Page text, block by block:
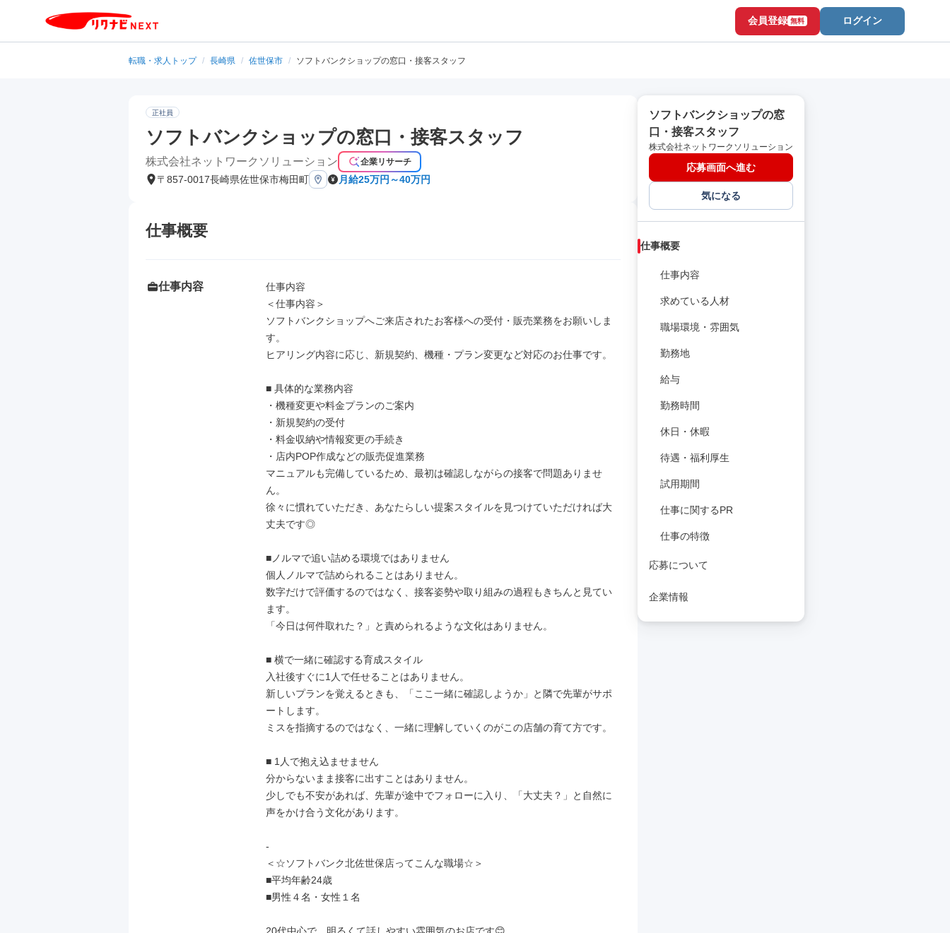
会員登録 無料 ログイン
転職・求人トップ / 長崎県 / 佐世保市 / ソフトバンクショップの窓口・接客スタッフ
正社員
ソフトバンクショップの窓口・接客スタッフ
株式会社ネットワークソリューション 企業リサーチ
〒857-0017長崎県佐世保市梅田町 月給25万円～40万円
仕事概要
仕事内容
仕事内容
＜仕事内容＞
ソフトバンクショップへご来店されたお客様への受付・販売業務をお願いしま
す。
ヒアリング内容に応じ、新規契約、機種・プラン変更など対応のお仕事です。
■ 具体的な業務内容
・機種変更や料金プランのご案内
・新規契約の受付
・料金収納や情報変更の手続き
・店内POP作成などの販売促進業務
マニュアルも完備しているため、最初は確認しながらの接客で問題ありませ
ん。
徐々に慣れていただき、あなたらしい提案スタイルを見つけていただければ大
丈夫です◎
■ノルマで追い詰める環境ではありません
個人ノルマで詰められることはありません。
数字だけで評価するのではなく、接客姿勢や取り組みの過程もきちんと見てい
ます。
「今日は何件取れた？」と責められるような文化はありません。
■ 横で一緒に確認する育成スタイル
入社後すぐに1人で任せることはありません。
新しいプランを覚えるときも、「ここ一緒に確認しようか」と隣で先輩がサポ
ートします。
ミスを指摘するのではなく、一緒に理解していくのがこの店舗の育て方です。
■ 1人で抱え込ませません
分からないまま接客に出すことはありません。
少しでも不安があれば、先輩が途中でフォローに入り、「大丈夫？」と自然に
声をかけ合う文化があります。
-
＜☆ソフトバンク北佐世保店ってこんな職場☆＞
■平均年齢24歳
■男性４名・女性１名
ソフトバンクショップの窓
口・接客スタッフ
株式会社ネットワークソリューション
応募画面へ進む
気になる
仕事概要
仕事内容
求めている人材
職場環境・雰囲気
勤務地
給与
勤務時間
休日・休暇
待遇・福利厚生
試用期間
仕事に関するPR
仕事の特徴
応募について
企業情報